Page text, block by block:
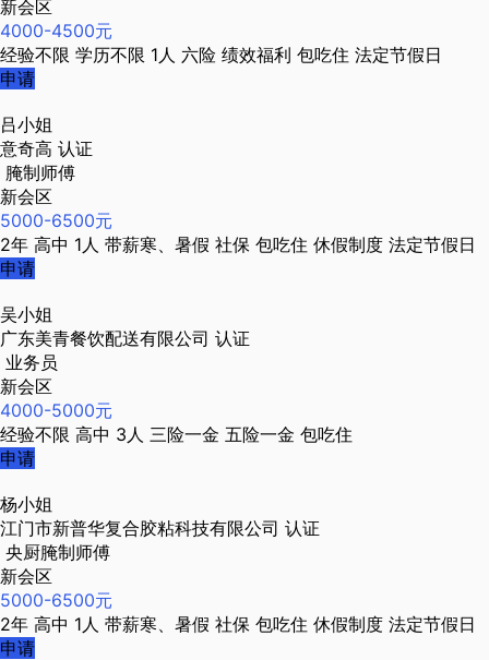
新会区
4000-4500元
经验不限 学历不限 1人 六险 绩效福利 包吃住 法定节假日
申请
吕小姐
意奇高 认证
腌制师傅
新会区
5000-6500元
2年 高中 1人 带薪寒、暑假 社保 包吃住 休假制度 法定节假日
申请
吴小姐
广东美青餐饮配送有限公司 认证
业务员
新会区
4000-5000元
经验不限 高中 3人 三险一金 五险一金 包吃住
申请
杨小姐
江门市新普华复合胶粘科技有限公司 认证
央厨腌制师傅
新会区
5000-6500元
2年 高中 1人 带薪寒、暑假 社保 包吃住 休假制度 法定节假日
申请